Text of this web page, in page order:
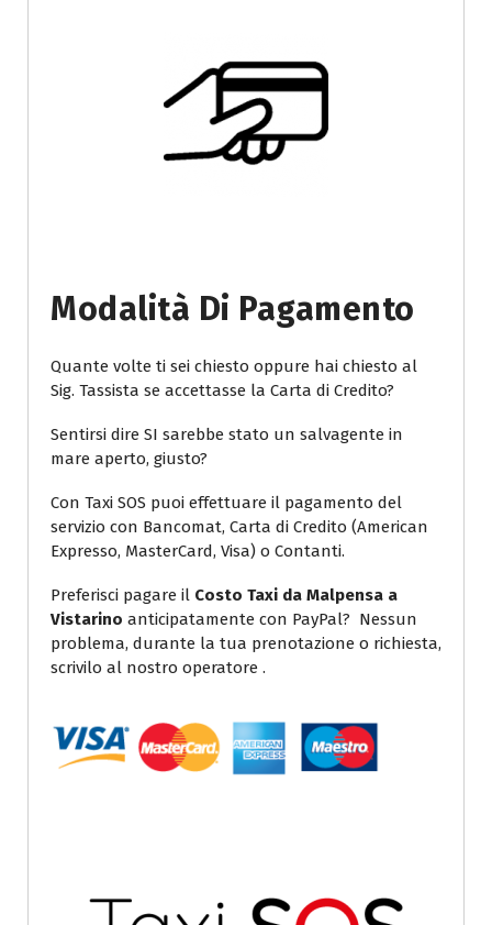
Modalità Di Pagamento
Quante volte ti sei chiesto oppure hai chiesto al
Sig. Tassista se accettasse la Carta di Credito?
Sentirsi dire SI sarebbe stato un salvagente in
mare aperto, giusto?
Con Taxi SOS puoi effettuare il pagamento del
servizio con Bancomat, Carta di Credito (American
Expresso, MasterCard, Visa) o Contanti.
Preferisci pagare il Costo Taxi da Malpensa a
Vistarino anticipatamente con PayPal? Nessun
problema, durante la tua prenotazione o richiesta,
scrivilo al nostro operatore .